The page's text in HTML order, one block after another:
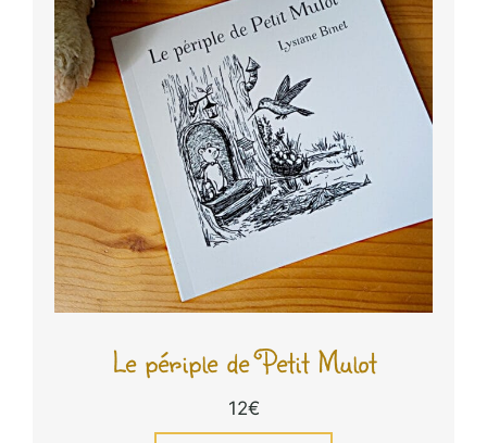
Le périple de Petit Mulot
12€